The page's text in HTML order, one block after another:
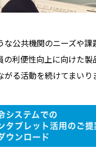
な公共機関のニーズや課
の利便性向上に向けた製
る活動を続けてまいり